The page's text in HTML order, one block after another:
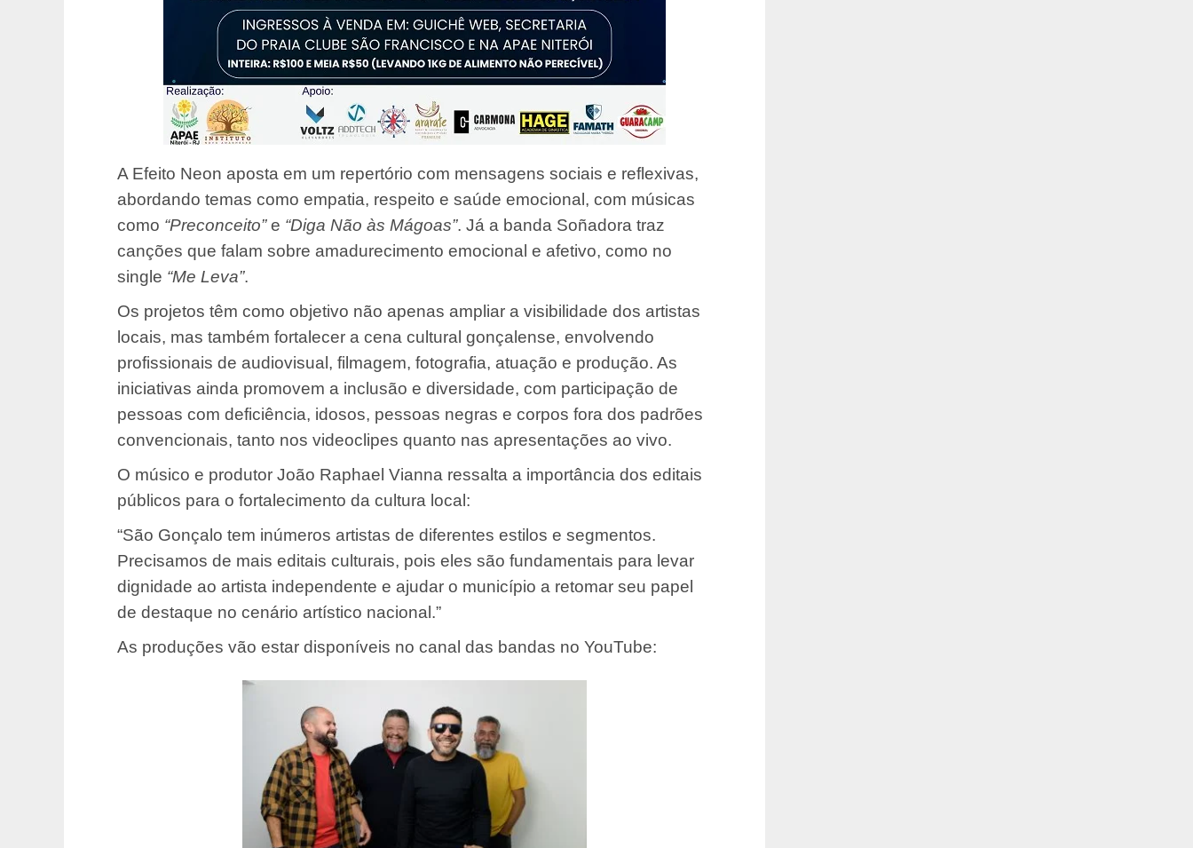
A Efeito Neon aposta em um repertório com mensagens sociais e reflexivas,
abordando temas como empatia, respeito e saúde emocional, com músicas
como “Preconceito”e “Diga Não às Mágoas”. Já a banda Soñadora traz
canções que falam sobre amadurecimento emocional e afetivo, como no
single “Me Leva”.
Os projetos têm como objetivo não apenas ampliar a visibilidade dos artistas
locais, mas também fortalecer a cena cultural gonçalense, envolvendo
profissionais de audiovisual, filmagem, fotografia, atuação e produção. As
iniciativas ainda promovem a inclusão e diversidade, com participação de
pessoas com deficiência, idosos, pessoas negras e corpos fora dos padrões
convencionais, tanto nos videoclipes quanto nas apresentações ao vivo.
O músico e produtor João Raphael Vianna ressalta a importância dos editais
públicos para o fortalecimento da cultura local:
“São Gonçalo tem inúmeros artistas de diferentes estilos e segmentos.
Precisamos de mais editais culturais, pois eles são fundamentais para levar
dignidade ao artista independente e ajudar o município a retomar seu papel
de destaque no cenário artístico nacional.”
As produções vão estar disponíveis no canal das bandas no YouTube: